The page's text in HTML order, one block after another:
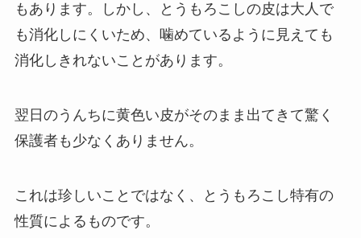
もあります。しかし、とうもろこしの皮は大人で
も消化しにくいため、噛めているように見えても
消化しきれないことがあります。
翌日のうんちに黄色い皮がそのまま出てきて驚く
保護者も少なくありません。
これは珍しいことではなく、とうもろこし特有の
性質によるものです。